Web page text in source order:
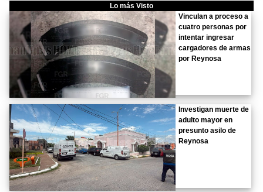
Lo más Visto
Vinculan a proceso a
cuatro personas por
intentar ingresar
cargadores de armas
por Reynosa
Investigan muerte de
adulto mayor en
presunto asilo de
Reynosa